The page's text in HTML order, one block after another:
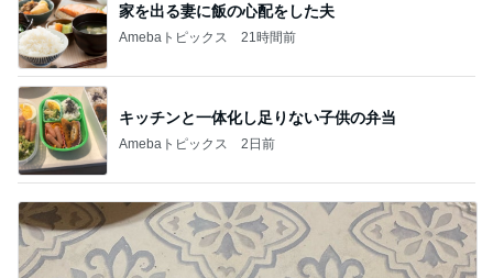
家を出る妻に飯の心配をした夫
Amebaトピックス 21時間前
キッチンと一体化し足りない子供の弁当
Amebaトピックス 2日前